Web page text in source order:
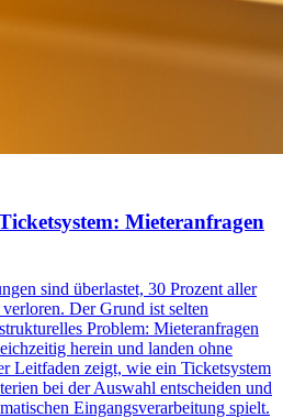
Mieteranfragen
sind überlastet, 30 Prozent aller
Der Grund ist selten
Problem: Mieteranfragen
herein und landen ohne
Leitfaden zeigt, wie ein Ticketsystem
bei der Auswahl entscheiden und
Eingangsverarbeitung spielt.